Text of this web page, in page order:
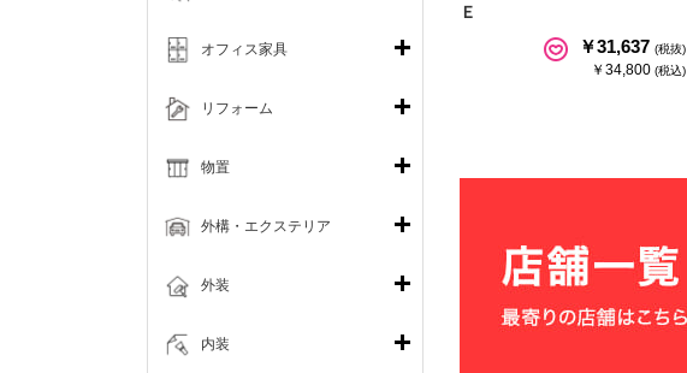
Ｅ
￥31,637 (税抜)
￥34,800 (税込)
オフィス家具
リフォーム
物置
外構・エクステリア
外装
内装